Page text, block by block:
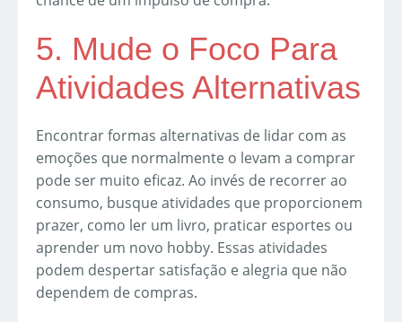
5. Mude o Foco Para
Atividades Alternativas
Encontrar formas alternativas de lidar com as
emoções que normalmente o levam a comprar
pode ser muito eficaz. Ao invés de recorrer ao
consumo, busque atividades que proporcionem
prazer, como ler um livro, praticar esportes ou
aprender um novo hobby. Essas atividades
podem despertar satisfação e alegria que não
dependem de compras.